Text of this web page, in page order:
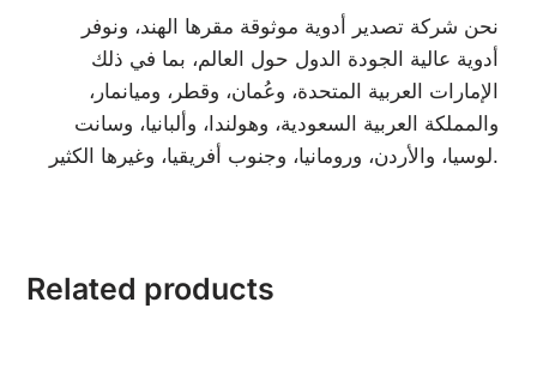
نحن شركة تصدير أدوية موثوقة مقرها الهند، ونوفر
أدوية عالية الجودة الدول حول العالم، بما في ذلك
الإمارات العربية المتحدة، وعُمان، وقطر، وميانمار،
والمملكة العربية السعودية، وهولندا، وألبانيا، وسانت
لوسيا، والأردن، ورومانيا، وجنوب أفريقيا، وغيرها الكثير.
Related products